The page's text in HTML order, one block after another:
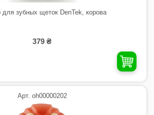
для зубных щеток DenTek, корова
379 ₴
Арт. oh00000202